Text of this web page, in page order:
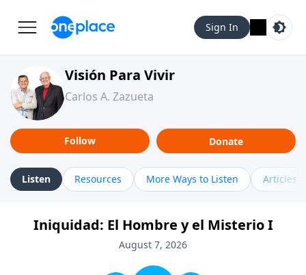
Sign In
Visión Para Vivir
Carlos A. Zazueta
Follow Donate
Listen Resources More Ways to Listen Articles
Iniquidad: El Hombre y el Misterio I
August 7, 2026